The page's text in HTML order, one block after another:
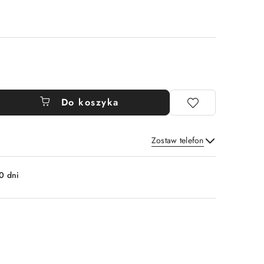
Do koszyka
Zostaw telefon
Wyślij
dni